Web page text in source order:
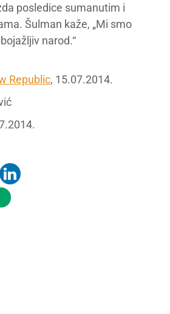
posledice sumanutim i
Šulman kaže, „Mi smo
narod.“
Republic, 15.07.2014.